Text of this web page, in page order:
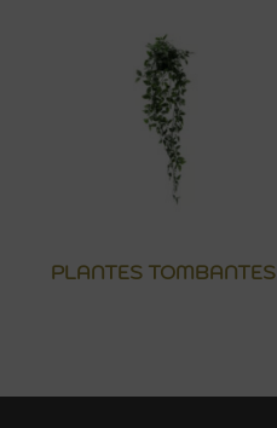
PLANTES TOMBANTES